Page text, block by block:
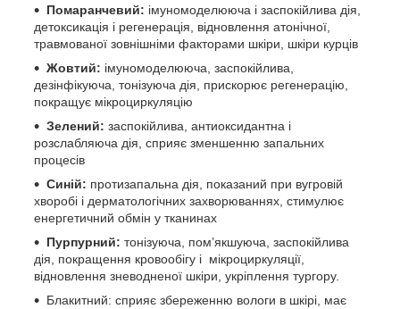
Помаранчевий: імуномоделююча і заспокійлива дія,
детоксикація і регенерація, відновлення атонічної,
травмованої зовнішніми факторами шкіри, шкіри курців
Жовтий: імуномоделююча, заспокійлива,
дезінфікуюча, тонізуюча дія, прискорює регенерацію,
покращує мікроциркуляцію
Зелений: заспокійлива, антиоксидантна і
розслабляюча дія, сприяє зменшенню запальних
процесів
Синій: протизапальна дія, показаний при вугровій
хворобі і дерматологічних захворюваннях, стимулює
енергетичний обмін у тканинах
Пурпурний: тонізуюча, пом’якшуюча, заспокійлива
дія, покращення кровообігу і мікроциркуляції,
відновлення зневодненої шкіри, укріплення тургору.
Блакитний: сприяє збереженню вологи в шкірі, має